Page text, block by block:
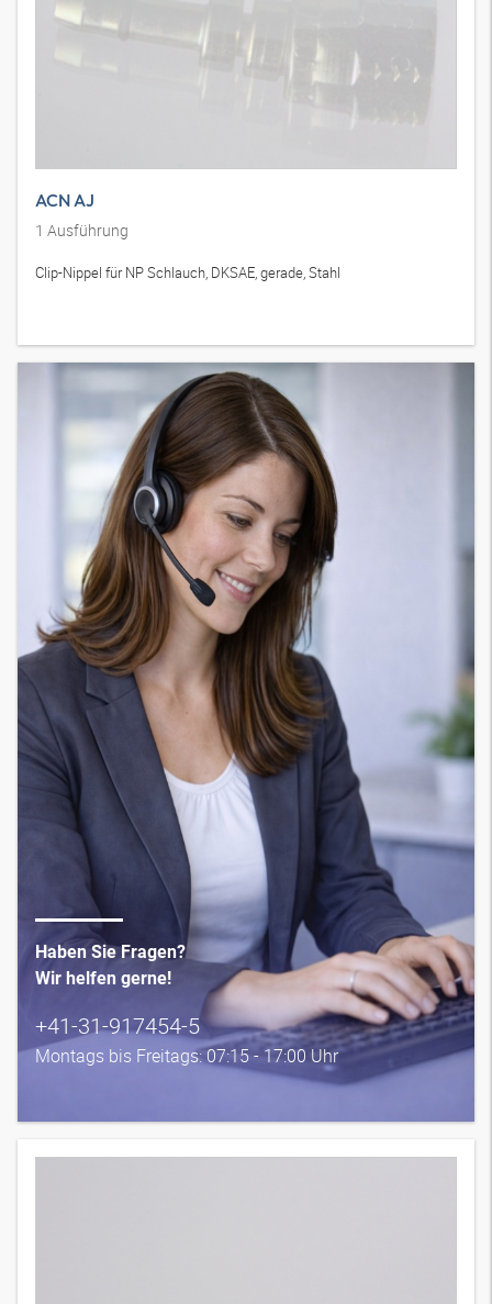
ACN AJ
1 Ausführung
Clip-Nippel für NP Schlauch, DKSAE, gerade, Stahl
Haben Sie Fragen?
Wir helfen gerne!
+41-31-917454-5
Montags bis Freitags: 07:15 - 17:00 Uhr